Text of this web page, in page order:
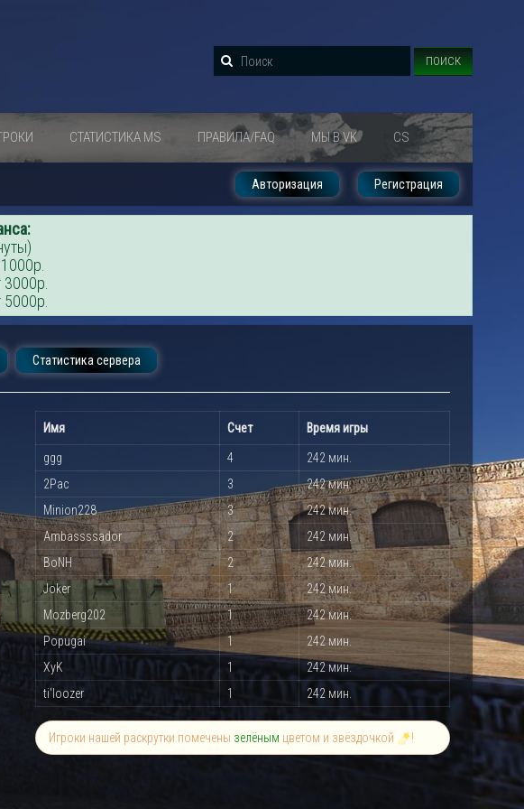
ПОИСК
СТАТИСТИКА MS ПРАВИЛА/FAQ МЫ В VK CS
Авторизация Регистрация
Статистика сервера
Имя Счет Время игры
ggg 4
242 мин.
2Pac
3
242 мин.
Minion228
3
242 мин.
Ambassssador
2
242 мин.
BoNH
2
242 мин.
Joker
1
242 мин.
Mozberg202
1
242 мин.
Popugai
1
242 мин.
XyK
1
242 мин.
ti'loozer
1 242 мин.
Игроки нашей раскрутки помечены зелёным цветом и звёздочкой !